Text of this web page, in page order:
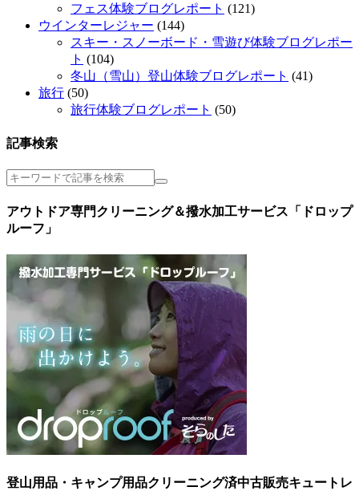
フェス体験ブログレポート (121)
ウインターレジャー (144)
スキー・スノーボード・雪遊び体験ブログレポー
ト (104)
冬山（雪山）登山体験ブログレポート (41)
旅行 (50)
旅行体験ブログレポート (50)
記事検索
アウトドア専門クリーニング＆撥水加工サービス「ドロップ
ルーフ」
登山用品・キャンプ用品クリーニング済中古販売キュートレ